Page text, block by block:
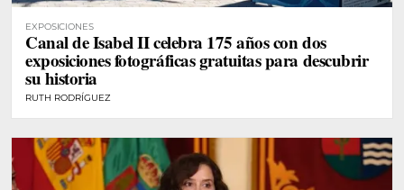
EXPOSICIONES
Canal de Isabel II celebra 175 años con dos
exposiciones fotográficas gratuitas para descubrir
su historia
RUTH RODRÍGUEZ